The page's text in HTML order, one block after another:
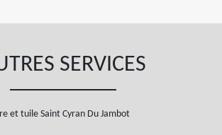
SERVICES
et tuile Saint Cyran Du Jambot